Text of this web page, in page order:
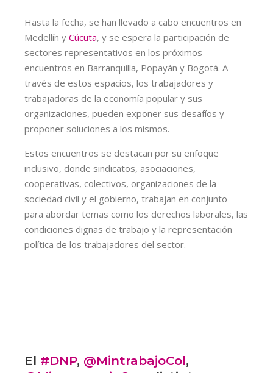
Hasta la fecha, se han llevado a cabo encuentros en
Medellín yCúcuta, y se espera la participación de
sectores representativos en los próximos
encuentros en Barranquilla, Popayán y Bogotá. A
través de estos espacios, los trabajadores y
trabajadoras de la economía popular y sus
organizaciones, pueden exponer sus desafíos y
proponer soluciones a los mismos.
Estos encuentros se destacan por su enfoque
inclusivo, donde sindicatos, asociaciones,
cooperativas, colectivos, organizaciones de la
sociedad civil y el gobierno, trabajan en conjunto
para abordar temas como los derechos laborales, las
condiciones dignas de trabajo y la representación
política de los trabajadores del sector.
El #DNP, @MintrabajoCol,